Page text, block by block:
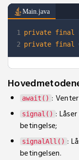
Main.java
1
2
private final
private final
await() :
signal() :
betingelse;
signalAll() :
betingelsen.